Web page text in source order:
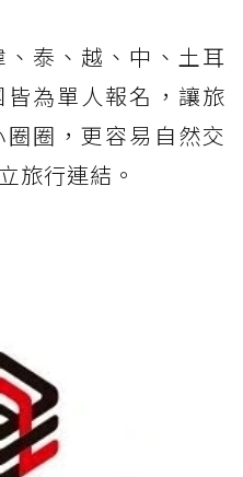
泰、越、中、土耳
為單人報名，讓旅
圈，更容易自然交
旅行連結。